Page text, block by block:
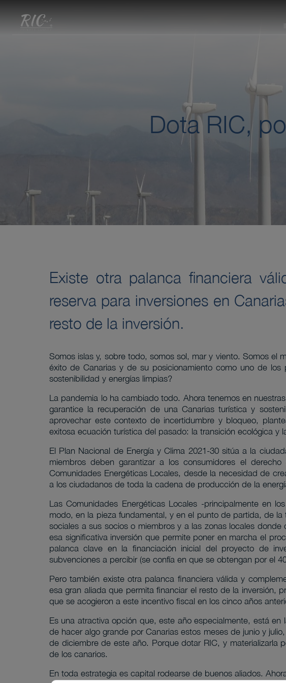
Dota RIC,
Existe otra palanca financiera
reserva para inversiones en
resto de la inversión.
Somos islas y, sobre todo, somos sol, mar y viento. Somos el
éxito de Canarias y de su posicionamiento como uno de
sostenibilidad y energías limpias?
La pandemia lo ha cambiado todo. Ahora tenemos en
garantice la recuperación de una Canarias turística y
aprovechar este contexto de incertidumbre y bloqueo,
exitosa ecuación turística del pasado: la transición ecológica y
El Plan Nacional de Energía y Clima 2021-30 sitúa a la
miembros deben garantizar a los consumidores el
Comunidades Energéticas Locales, desde la necesidad de
a los ciudadanos de toda la cadena de producción de la
Las Comunidades Energéticas Locales -principalmente en
modo, en la pieza fundamental, y en el punto de partida, de
sociales a sus socios o miembros y a las zonas locales
esa significativa inversión que permite poner en marcha el
palanca clave en la financiación inicial del proyecto de
subvenciones a percibir (se confía en que se obtengan por el
Pero también existe otra palanca financiera válida y
esa gran aliada que permita financiar el resto de la inversión,
que se acogieron a este incentivo fiscal en los cinco años
Es una atractiva opción que, este año especialmente, está
de hacer algo grande por Canarias estos meses de junio y
de diciembre de este año. Porque dotar RIC, y materializarla
de los canarios.
En toda estrategia es capital rodearse de buenos aliados.